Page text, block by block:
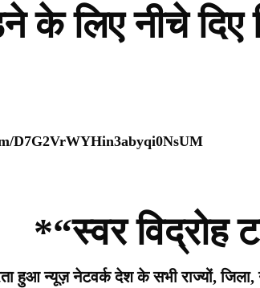
के लिए नीचे
D7G2VrWYHin3abyqi0NsUM
*“स्वर विद्रोह
हुआ न्यूज़ नेटवर्क देश के सभी राज्यों, जिला,